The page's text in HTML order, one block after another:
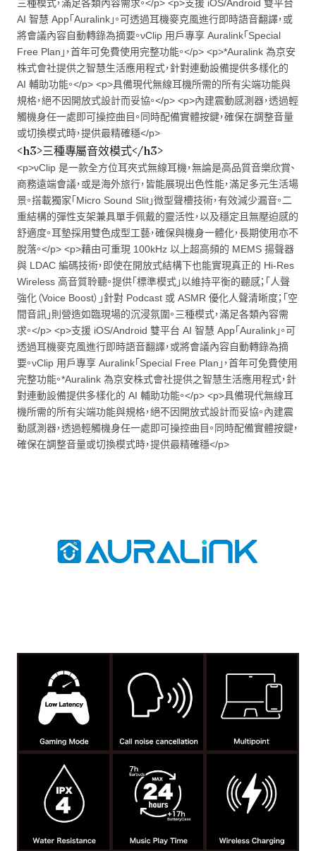
三種模式，滿足各類內容需求。</p> <p>支援 iOS/Android 雙平台
AI 智慧 App「Auralink」。可透過耳機麥克風進行即時語音翻譯，或
將會議內容自動轉錄為摘要。νClip 用戶專享 Auralink「Special
Free Plan」，首年可免費使用完整功能。</p> <p>*Auralink 為京安
株式會社提供之智慧生活應用程式，針對連動設備提供多樣化的
AI 輔助功能。</p> <p>具備現代無線耳機所需的所有尖端功能與
規格，絕不因開放式設計而妥協。</p> <p>內建震動感測器，透過輕
觸機身任一處即可操控曲目。同時配備實體按鍵，確保在調整音量
或切換模式時，提供最精確穩</p>
<h3>三種專屬音效模式</h3>
<p>νClip 是一款全方位耳夾式無線耳機，無論是高品質音樂欣賞、
商務遠端會議，或是海外旅行，皆能展現出色性能，滿足多元生活場
景。搭載獨家「Micro Sound Slit」微型聲槽技術，有效減少漏音。二
重結構的彈性支架兼具單手佩戴的靈活性，以及穩定且無壓迫感的
舒適度。耳墊採用雙色成型工藝，確保與機身一體化，長期使用亦不
脫落。</p> <p>藉由可重現 100kHz 以上超高頻的 MEMS 揚聲器
與 LDAC 編碼技術，即使在開放式結構下也能實現真正的 Hi-Res
Wireless 高音質聆聽。提供「標準模式」以維持平衡的聽感；「人聲
強化（Voice Boost）」針對 Podcast 或 ASMR 優化人聲清晰度；「空
間音訊」則營造如臨現場的沉浸氛圍。三種模式，滿足各類內容需
求。</p> <p>支援 iOS/Android 雙平台 AI 智慧 App「Auralink」。可
透過耳機麥克風進行即時語音翻譯，或將會議內容自動轉錄為摘
要。νClip 用戶專享 Auralink「Special Free Plan」，首年可免費使用
完整功能。*Auralink 為京安株式會社提供之智慧生活應用程式，針
對連動設備提供多樣化的 AI 輔助功能。</p> <p>具備現代無線耳
機所需的所有尖端功能與規格，絕不因開放式設計而妥協。內建震
動感測器，透過輕觸機身任一處即可操控曲目。同時配備實體按鍵，
確保在調整音量或切換模式時，提供最精確穩</p>